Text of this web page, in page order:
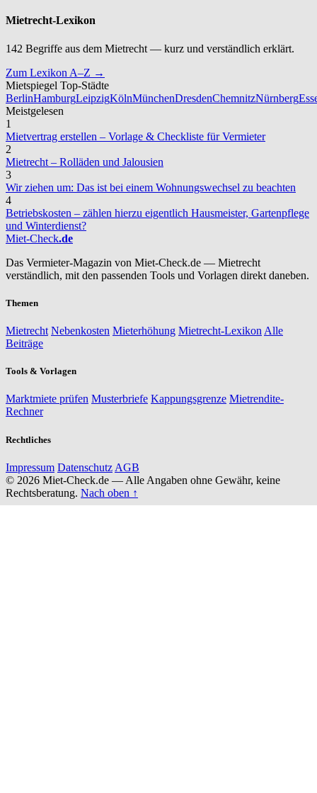
Mietrecht-Lexikon
142 Begriffe aus dem Mietrecht — kurz und verständlich erklärt.
Zum Lexikon A–Z →
Mietspiegel Top-Städte
BerlinHamburgLeipzigKölnMünchenDresdenChemnitzNürnberg
Meistgelesen
1
Mietvertrag erstellen – Vorlage & Checkliste für Vermieter
2
Mietrecht – Rolläden und Jalousien
3
Wir ziehen um: Das ist bei einem Wohnungswechsel zu beachten
4
Betriebskosten – zählen hierzu eigentlich Hausmeister, Gartenpflege
und Winterdienst?
Miet-Check.de
Das Vermieter-Magazin von Miet-Check.de — Mietrecht
verständlich, mit den passenden Tools und Vorlagen direkt daneben.
Themen
Mietrecht Nebenkosten Mieterhöhung Mietrecht-Lexikon Alle
Beiträge
Tools & Vorlagen
Marktmiete prüfen Musterbriefe Kappungsgrenze Mietrendite-
Rechner
Rechtliches
Impressum Datenschutz AGB
© 2026 Miet-Check.de — Alle Angaben ohne Gewähr, keine
Rechtsberatung. Nach oben ↑